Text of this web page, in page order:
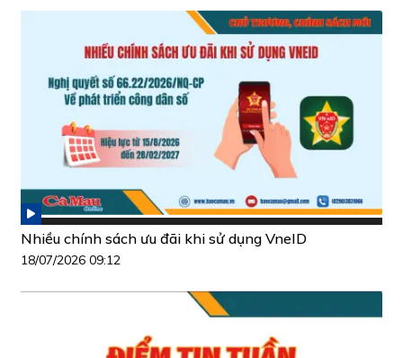
Nhiều chính sách ưu đãi khi sử dụng VneID
18/07/2026 09:12